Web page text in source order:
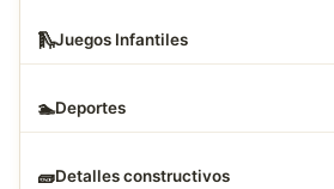
🛝Juegos Infantiles
🏊Deportes
🧱Detalles constructivos